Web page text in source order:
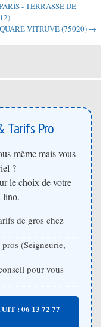
- TERRASSE DE
VITRUVE (75020) →
Tarifs Pro
même mais vous
?
le choix de votre
lino.
de gros chez
(Seigneurie,
pour vous
: 06 13 72 77